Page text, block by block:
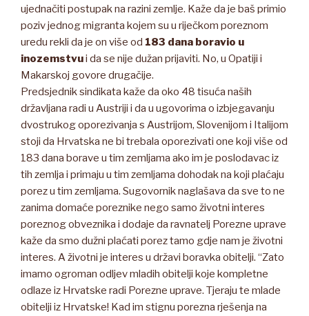
ujednačiti postupak na razini zemlje. Kaže da je baš primio
poziv jednog migranta kojem su u riječkom poreznom
uredu rekli da je on više od 183 dana boravio u
inozemstvui da se nije dužan prijaviti. No, u Opatiji i
Makarskoj govore drugačije.
Predsjednik sindikata kaže da oko 48 tisuća naših
državljana radi u Austriji i da u ugovorima o izbjegavanju
dvostrukog oporezivanja s Austrijom, Slovenijom i Italijom
stoji da Hrvatska ne bi trebala oporezivati one koji više od
183 dana borave u tim zemljama ako im je poslodavac iz
tih zemlja i primaju u tim zemljama dohodak na koji plaćaju
porez u tim zemljama. Sugovornik naglašava da sve to ne
zanima domaće poreznike nego samo životni interes
poreznog obveznika i dodaje da ravnatelj Porezne uprave
kaže da smo dužni plaćati porez tamo gdje nam je životni
interes. A životni je interes u državi boravka obitelji. “Zato
imamo ogroman odljev mladih obitelji koje kompletne
odlaze iz Hrvatske radi Porezne uprave. Tjeraju te mlade
obitelji iz Hrvatske! Kad im stignu porezna rješenja na